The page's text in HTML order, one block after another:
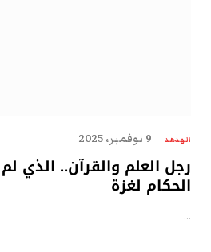
الهدهد 9 نوفمبر، 2025
رجل العلم والقرآن.. الذي
الحكام لغزة
…